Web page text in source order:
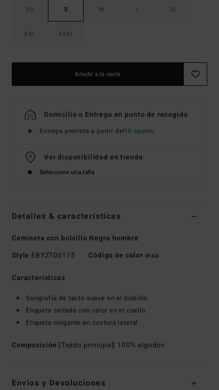
XS S M L XL
XXL XXXL
Añadir a la cesta
Domicilio o Entrega en punto de recogida
Entrega prevista a partir del10 agosto
Ver disponibilidad en tienda
Seleccione una talla
Detalles & características
Camiseta con bolsillo Negro hombre
Style EBYZT00175 Código de color waa
Características
Serigrafía de tacto suave en el bolsillo
Etiqueta sellada con calor en el cuello
Etiqueta colgante en costura lateral
Composición [Tejido principal] 100% algodón
Envíos y Devoluciones